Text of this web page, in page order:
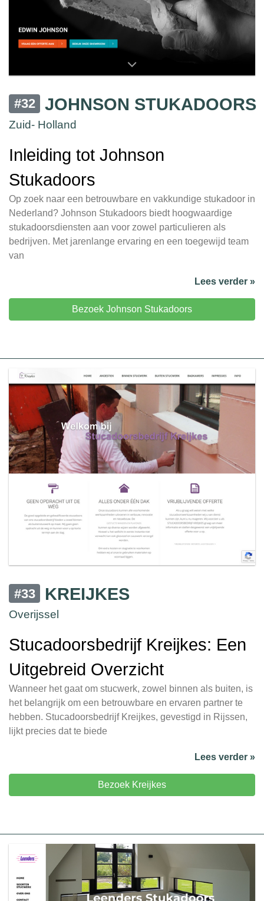
#32 JOHNSON STUKADOORS
Zuid- Holland
Inleiding tot Johnson
Stukadoors
Op zoek naar een betrouwbare en vakkundige stukadoor in
Nederland? Johnson Stukadoors biedt hoogwaardige
stukadoorsdiensten aan voor zowel particulieren als
bedrijven. Met jarenlange ervaring en een toegewijd team
van
Lees verder »
Bezoek Johnson Stukadoors
#33 KREIJKES
Overijssel
Stucadoorsbedrijf Kreijkes: Een
Uitgebreid Overzicht
Wanneer het gaat om stucwerk, zowel binnen als buiten, is
het belangrijk om een betrouwbare en ervaren partner te
hebben. Stucadoorsbedrijf Kreijkes, gevestigd in Rijssen,
lijkt precies dat te biede
Lees verder »
Bezoek Kreijkes